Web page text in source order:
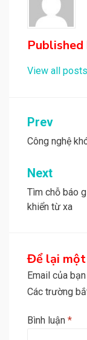
Published
View all
Điều
hướng
bài
viết
Prev
Công nghệ
Next
Tìm chỗ báo
khiển từ xa
Để lại
Email của
Các trường
Bình luận *